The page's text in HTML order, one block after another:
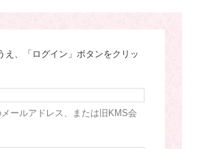
え、「ログイン」ボタンをクリッ
メールアドレス、または旧KMS会